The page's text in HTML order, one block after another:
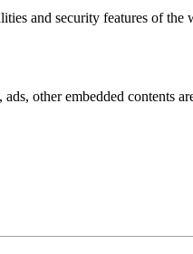
and security features of the
other embedded contents